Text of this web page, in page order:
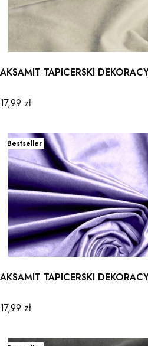
AKSAMIT TAPICERSKI
Cena
17,99 zł
Bestseller
AKSAMIT TAPICERSKI
Cena
17,99 zł